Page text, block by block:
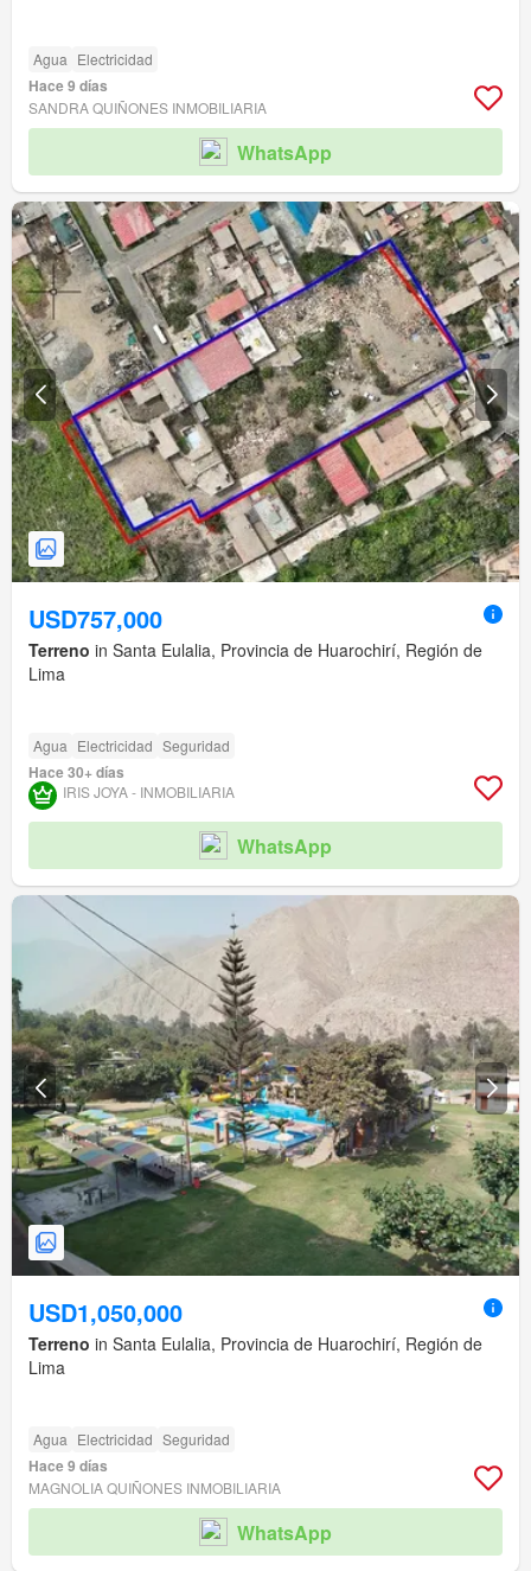
Agua Electricidad
Hace 9 días
SANDRA QUIÑONES INMOBILIARIA
WhatsApp
USD757,000
Terreno in Santa Eulalia, Provincia de Huarochirí, Región de
Lima
Agua Electricidad Seguridad
Hace 30+ días
IRIS JOYA - INMOBILIARIA
WhatsApp
USD1,050,000
Terreno in Santa Eulalia, Provincia de Huarochirí, Región de
Lima
Agua Electricidad Seguridad
Hace 9 días
MAGNOLIA QUIÑONES INMOBILIARIA
WhatsApp